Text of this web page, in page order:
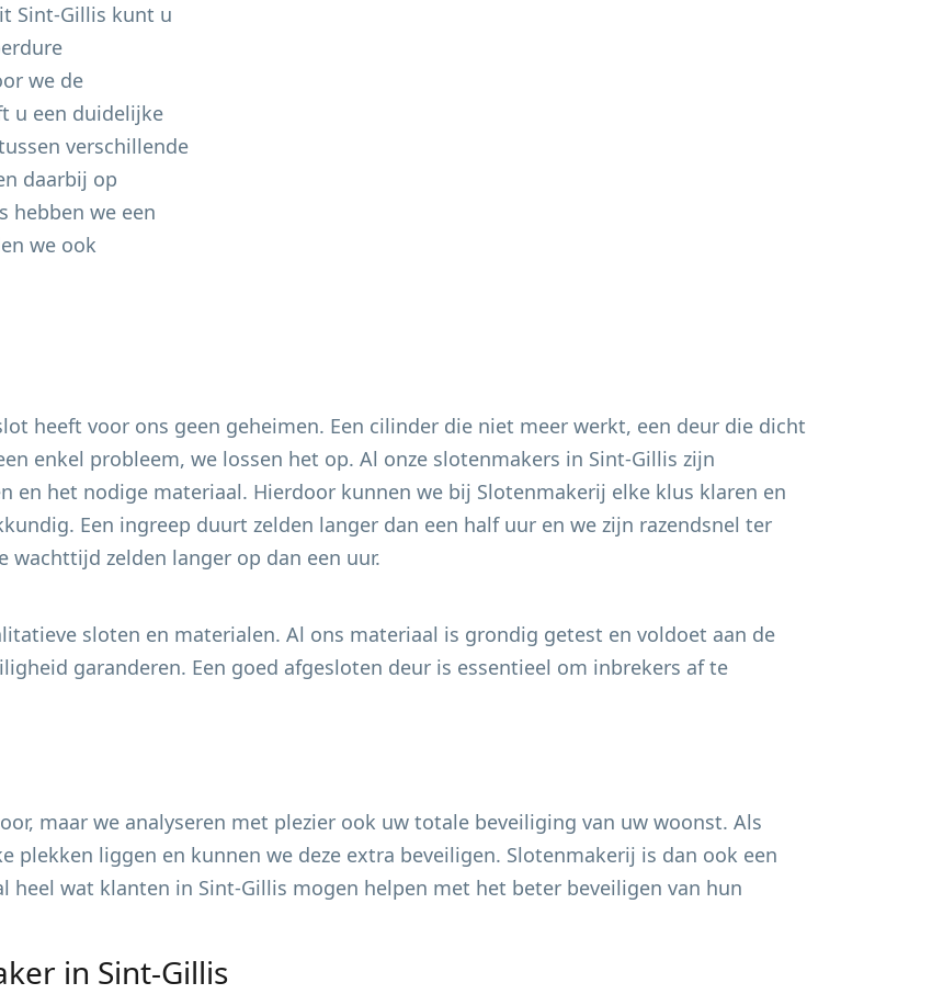
Sint-Gillis kunt u
we de
u een duidelijke
verschillende
daarbij op
hebben we een
we ook
heeft voor ons geen geheimen. Een cilinder die niet meer werkt, een deur die dicht
enkel probleem, we lossen het op. Al onze slotenmakers in Sint-Gillis zijn
en het nodige materiaal. Hierdoor kunnen we bij Slotenmakerij elke klus klaren en
Een ingreep duurt zelden langer dan een half uur en we zijn razendsnel ter
zelden langer op dan een uur.
sloten en materialen. Al ons materiaal is grondig getest en voldoet aan de
garanderen. Een goed afgesloten deur is essentieel om inbrekers af te
maar we analyseren met plezier ook uw totale beveiliging van uw woonst. Als
plekken liggen en kunnen we deze extra beveiligen. Slotenmakerij is dan ook een
heel wat klanten in Sint-Gillis mogen helpen met het beter beveiligen van hun
in Sint-Gillis